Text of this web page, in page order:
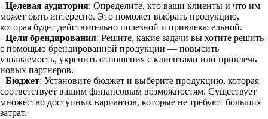
- Целевая аудитория: Определите, кто ваши клиенты и что им
может быть интересно. Это поможет выбрать продукцию,
которая будет действительно полезной и привлекательной.
- Цели брендирования: Решите, какие задачи вы хотите решить
с помощью брендированной продукции — повысить
узнаваемость, укрепить отношения с клиентами или привлечь
новых партнеров.
- Бюджет: Установите бюджет и выберите продукцию, которая
соответствует вашим финансовым возможностям. Существует
множество доступных вариантов, которые не требуют больших
затрат.